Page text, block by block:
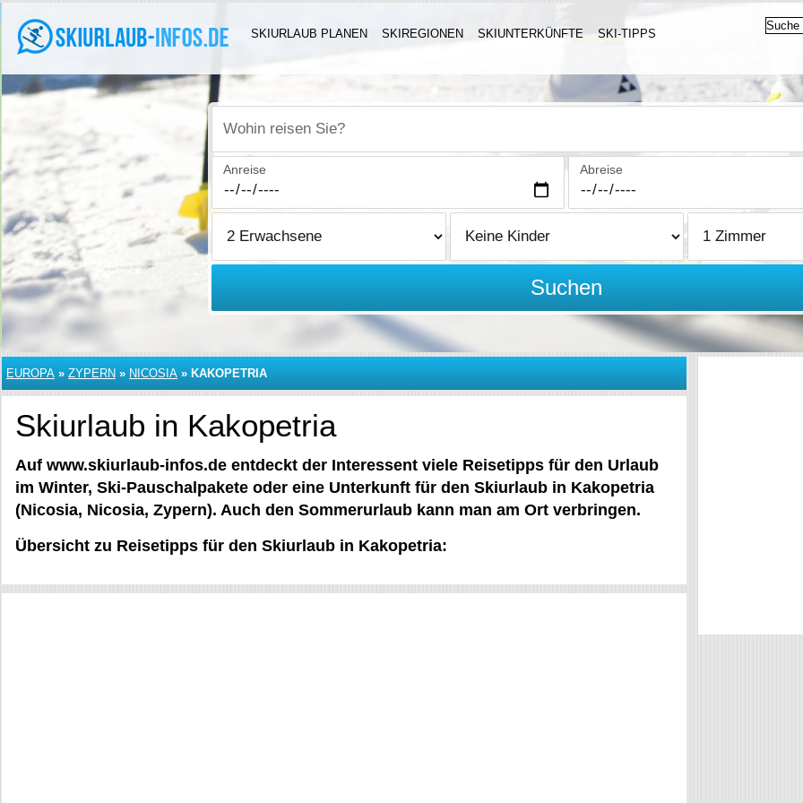
SKIURLAUB PLANEN SKIREGIONEN SKIUNTERKÜNFTE SKI-TIPPS
Wohin reisen Sie?
Anreise Abreise
Suchen
EUROPA » ZYPERN » NICOSIA » KAKOPETRIA
Skiurlaub in Kakopetria
Auf www.skiurlaub-infos.de entdeckt der Interessent viele Reisetipps für den Urlaub
im Winter, Ski-Pauschalpakete oder eine Unterkunft für den Skiurlaub in Kakopetria
(Nicosia, Nicosia, Zypern). Auch den Sommerurlaub kann man am Ort verbringen.
Übersicht zu Reisetipps für den Skiurlaub in Kakopetria: